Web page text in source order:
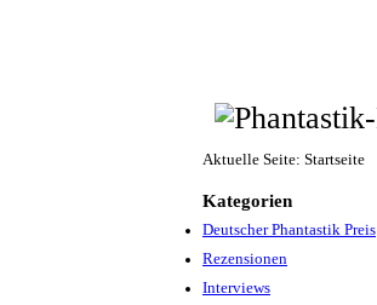
Aktuelle Seite: Startseite
Kategorien
Deutscher Phantastik Preis
Rezensionen
Interviews